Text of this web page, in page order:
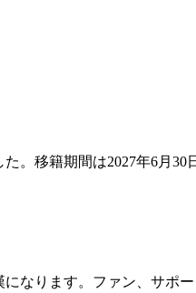
。移籍期間は2027年6月
なります。ファン、サポ